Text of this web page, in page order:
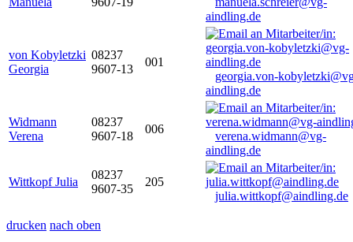
aindling.de
von Kobyletzki
Georgia
08237
9607-13
001
georgia.von-
aindling.de
Widmann
Verena
08237
9607-18
006
verena.widmann@vg-
aindling.de
Wittkopf Julia
08237
9607-35
205
julia.wittkopf@aindling.de
drucken nach oben